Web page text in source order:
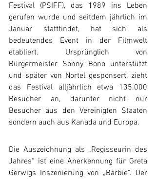
Festival (PSIFF), das 1989 ins Leben
gerufen wurde und seitdem jährlich im
Januar stattfindet, hat sich als
bedeutendes Event in der Filmwelt
etabliert. Ursprünglich von
Bürgermeister Sonny Bono unterstützt
und später von Nortel gesponsert, zieht
das Festival alljährlich etwa 135.000
Besucher an, darunter nicht nur
Besucher aus den Vereinigten Staaten
sondern auch aus Kanada und Europa.
Die Auszeichnung als „Regisseurin des
Jahres“ ist eine Anerkennung für Greta
Gerwigs Inszenierung von „Barbie“. Der